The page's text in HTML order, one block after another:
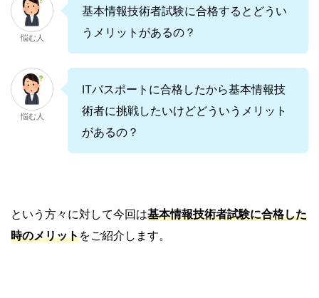
悩む人
基本情報技術者試験に合格するとどうい
うメリットがあるの？
悩む人
ITパスポートに合格したから基本情報技
術者に挑戦したいけどどういうメリット
があるの？
という方々に対して今回は基本情報技術者試験に合格した
時のメリットをご紹介します。